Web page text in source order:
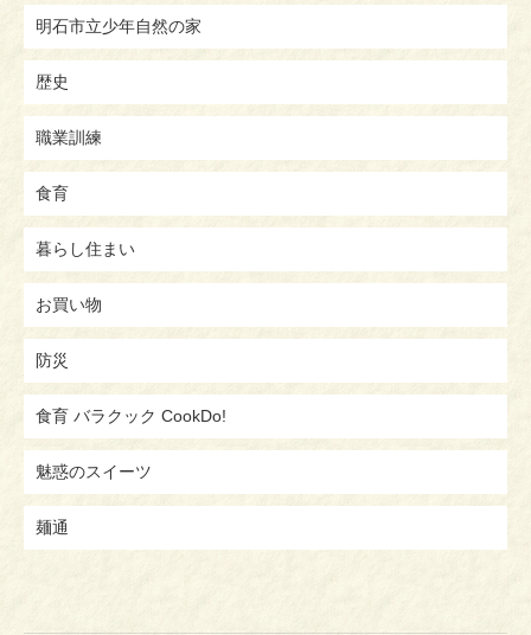
明石市立少年自然の家
歴史
職業訓練
食育
暮らし住まい
お買い物
防災
食育 バラクック CookDo!
魅惑のスイーツ
麺通